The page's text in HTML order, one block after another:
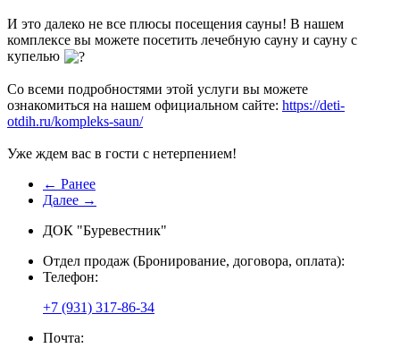
И это далеко не все плюсы посещения сауны! В нашем
комплексе вы можете посетить лечебную сауну и сауну с
купелью
Со всеми подробностями этой услуги вы можете
ознакомиться на нашем официальном сайте: https://deti-
otdih.ru/kompleks-saun/
Уже ждем вас в гости с нетерпением!
← Ранее
Далее →
ДОК "Буревестник"
Отдел продаж (Бронирование, договора, оплата):
Телефон:
+7 (931) 317-86-34
Почта: